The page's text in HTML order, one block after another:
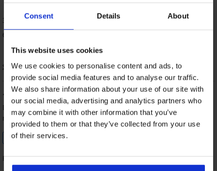
Consent Details About
This website uses cookies
We use cookies to personalise content and ads, to
provide social media features and to analyse our traffic.
We also share information about your use of our site with
our social media, advertising and analytics partners who
may combine it with other information that you’ve
provided to them or that they’ve collected from your use
of their services.
%
3 vásárló értékelte a terméket
66% vásárló ajánlja a terméket
Sorrend
100
Dr. Miszti
2023.04.04-in. l.
megvásárolt méret 4
Ellenőrzött vásárló
Kényelmes, jó minőség, gyors kiszállítás!